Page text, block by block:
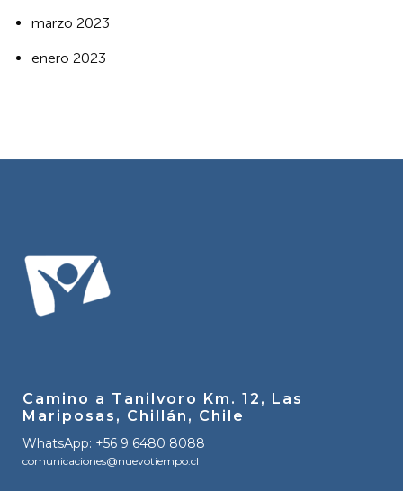
marzo 2023
enero 2023
Camino a Tanilvoro Km. 12, Las
Mariposas, Chillán, Chile
WhatsApp: +56 9 6480 8088
comunicaciones@nuevotiempo.cl